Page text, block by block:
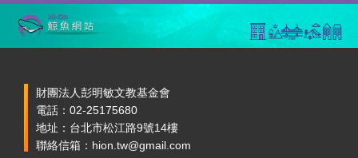
財團法人彭明敏文教基金會
電話：02-25175680
地址：台北市松江路9號14樓
聯絡信箱：hion.tw@gmail.com